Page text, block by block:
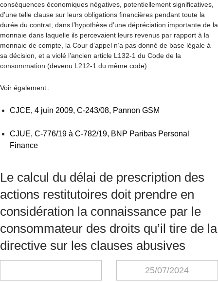
conséquences économiques négatives, potentiellement significatives,
d’une telle clause sur leurs obligations financières pendant toute la
durée du contrat, dans l’hypothèse d’une dépréciation importante de la
monnaie dans laquelle ils percevaient leurs revenus par rapport à la
monnaie de compte, la Cour d’appel n’a pas donné de base légale à
sa décision, et a violé l’ancien article L132-1 du Code de la
consommation (devenu L212-1 du même code).
Voir également :
CJCE, 4 juin 2009, C-243/08, Pannon GSM
CJUE, C-776/19 à C-782/19, BNP Paribas Personal
Finance
Le calcul du délai de prescription des
actions restitutoires doit prendre en
considération la connaissance par le
consommateur des droits qu’il tire de la
directive sur les clauses abusives
25/07/2024